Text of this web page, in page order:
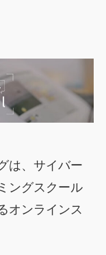
は、サイバー
ングスクール
オンラインス